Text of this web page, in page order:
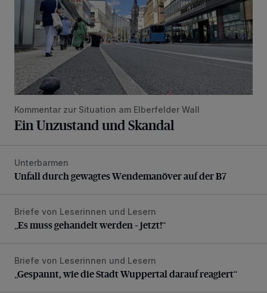
Kommentar zur Situation am Elberfelder Wall
Ein Unzustand und Skandal
Unfall durch gewagtes Wendemanöver auf der B7
Unterbarmen
Unfall durch gewagtes Wendemanöver auf der B7
„Es muss gehandelt werden – jetzt!“
Briefe von Leserinnen und Lesern
„Es muss gehandelt werden – jetzt!“
„Gespannt, wie die Stadt Wuppertal darauf reagiert“
Briefe von Leserinnen und Lesern
„Gespannt, wie die Stadt Wuppertal darauf reagiert“